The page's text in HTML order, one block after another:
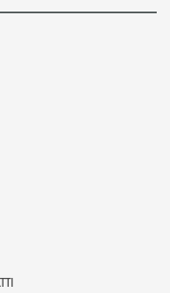
di posta elettronica)
l’app di posta